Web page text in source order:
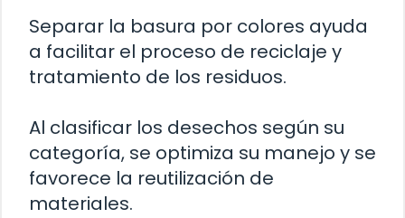
Separar la basura por colores ayuda
a facilitar el proceso de reciclaje y
tratamiento de los residuos.
Al clasificar los desechos según su
categoría, se optimiza su manejo y se
favorece la reutilización de
materiales.